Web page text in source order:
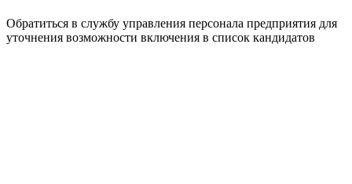
Обратиться в службу управления персонала предприятия для
уточнения возможности включения в список кандидатов